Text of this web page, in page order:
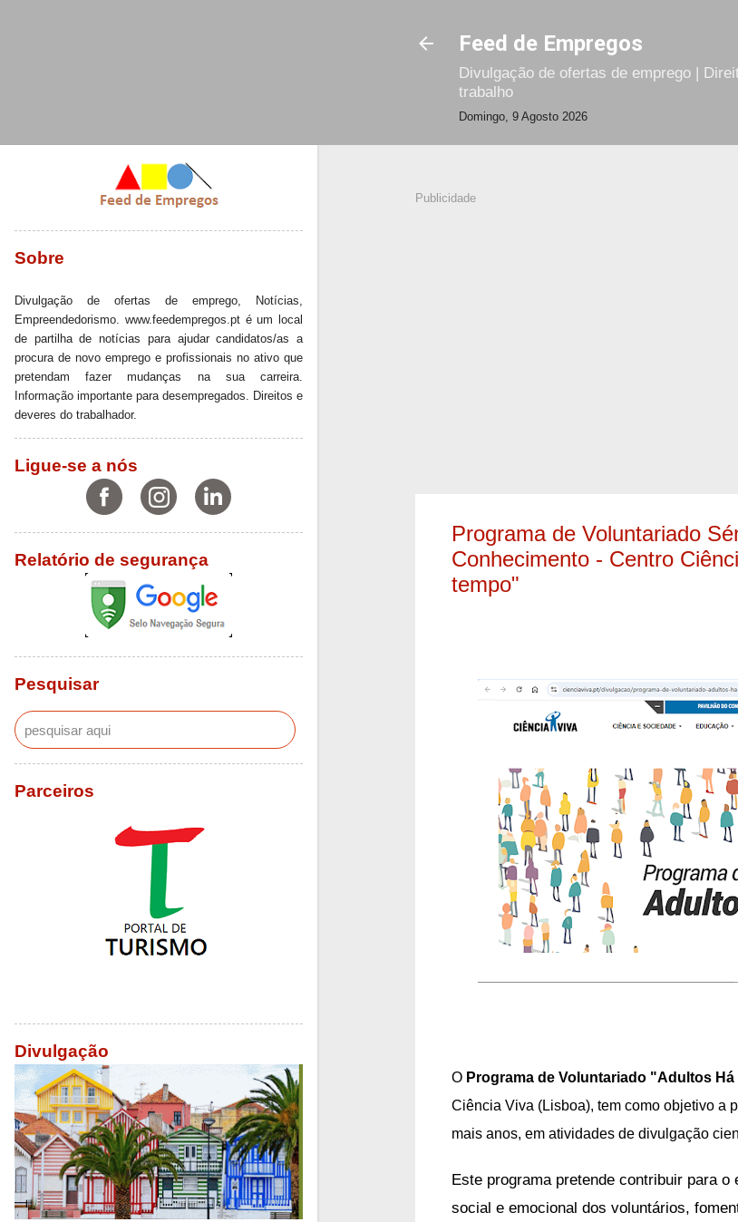
Feed de Empregos
Divulgação de ofertas de emprego |
trabalho
Domingo, 9 Agosto 2026
Publicidade
Programa de Voluntariado
Conhecimento - Centro
tempo"
O Programa de Voluntariado "Adultos Há
Ciência Viva (Lisboa), tem como objetivo a
mais anos, em atividades de divulgação
Este programa pretende contribuir para
social e emocional dos voluntários,
Sobre
Divulgação de ofertas de emprego, Notícias,
Empreendedorismo. www.feedempregos.pt é um local
de partilha de notícias para ajudar candidatos/as a
procura de novo emprego e profissionais no ativo que
pretendam fazer mudanças na sua carreira.
Informação importante para desempregados. Direitos e
deveres do trabalhador.
Ligue-se a nós
Relatório de segurança
Pesquisar
Parceiros
Divulgação